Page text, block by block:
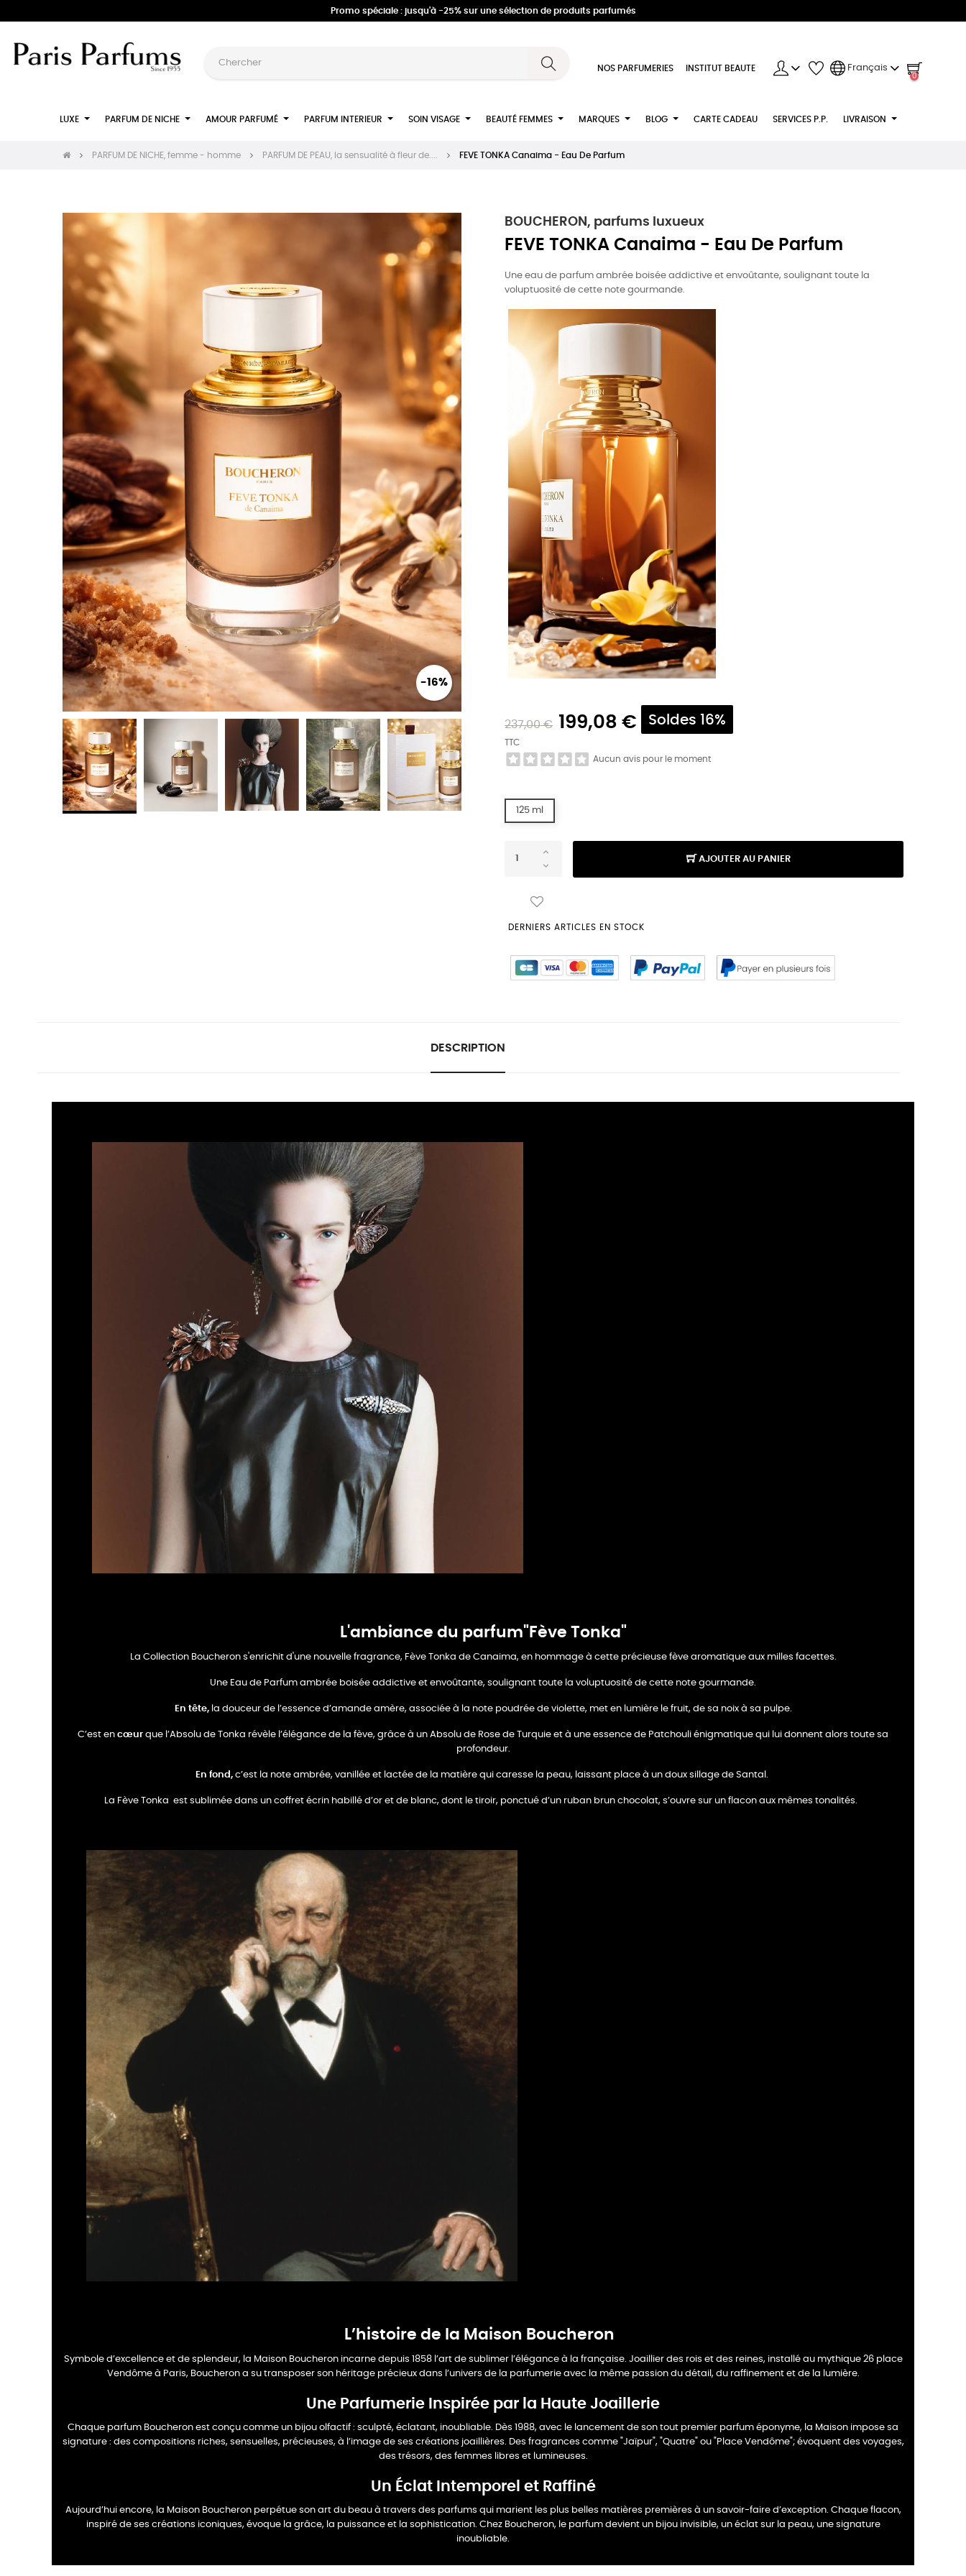
Promo spéciale : jusqu'à -25% sur une sélection de produits parfumés
NOS PARFUMERIES INSTITUT BEAUTE Français
0
LUXE PARFUM DE NICHE AMOUR PARFUMÉ PARFUM INTERIEUR SOIN VISAGE BEAUTÉ FEMMES MARQUES BLOG CARTE CADEAU SERVICES P.P. LIVRAISON
PARFUM DE NICHE, femme - homme PARFUM DE PEAU, la sensualité à fleur de.... FEVE TONKA Canaima - Eau De Parfum
-16%
BOUCHERON, parfums luxueux
FEVE TONKA Canaima - Eau De Parfum
Une eau de parfum ambrée boisée addictive et envoûtante, soulignant toute la
voluptuosité de cette note gourmande.
237,00 € 199,08 € Soldes 16%
TTC
Aucun avis pour le moment
125 ml
AJOUTER AU PANIER
DERNIERS ARTICLES EN STOCK
DESCRIPTION
L'ambiance du parfum"Fève Tonka"
La Collection Boucheron s'enrichit d'une nouvelle fragrance, Fève Tonka de Canaima, en hommage à cette précieuse fève aromatique aux milles facettes.
Une Eau de Parfum ambrée boisée addictive et envoûtante, soulignant toute la voluptuosité de cette note gourmande.
En tête,la douceur de l’essence d’amande amère, associée à la note poudrée de violette, met en lumière le fruit, de sa noix à sa pulpe.
C’est en cœur que l’Absolu de Tonka révèle l’élégance de la fève, grâce à un Absolu de Rose de Turquie et à une essence de Patchouli énigmatique qui lui donnent alors toute sa
profondeur.
En fond, c’est la note ambrée, vanillée et lactée de la matière qui caresse la peau, laissant place à un doux sillage de Santal.
La Fève Tonka est sublimée dans un coffret écrin habillé d’or et de blanc, dont le tiroir, ponctué d’un ruban brun chocolat, s’ouvre sur un flacon aux mêmes tonalités.
L’histoire de la Maison Boucheron
Symbole d’excellence et de splendeur, la Maison Boucheron incarne depuis 1858 l’art de sublimer l’élégance à la française. Joaillier des rois et des reines, installé au mythique 26 place
Vendôme à Paris, Boucheron a su transposer son héritage précieux dans l’univers de la parfumerie avec la même passion du détail, du raffinement et de la lumière.
Une Parfumerie Inspirée par la Haute Joaillerie
Chaque parfum Boucheron est conçu comme un bijou olfactif : sculpté, éclatant, inoubliable. Dès 1988, avec le lancement de son tout premier parfum éponyme, la Maison impose sa
signature : des compositions riches, sensuelles, précieuses, à l’image de ses créations joaillières. Des fragrances comme "Jaïpur", "Quatre" ou "Place Vendôme"; évoquent des voyages,
des trésors, des femmes
libres et lumineuses.
Un Éclat Intemporel et Raffiné
Aujourd’hui encore, la Maison Boucheron perpétue son art du beau à travers des parfums qui marient les plus belles matières premières à un savoir-faire d’exception. Chaque flacon,
inspiré de ses créations iconiques, évoque la grâce, la puissance et la sophistication. Chez Boucheron, le parfum devient un bijou invisible, un éclat sur la peau, une signature
inoubliable.